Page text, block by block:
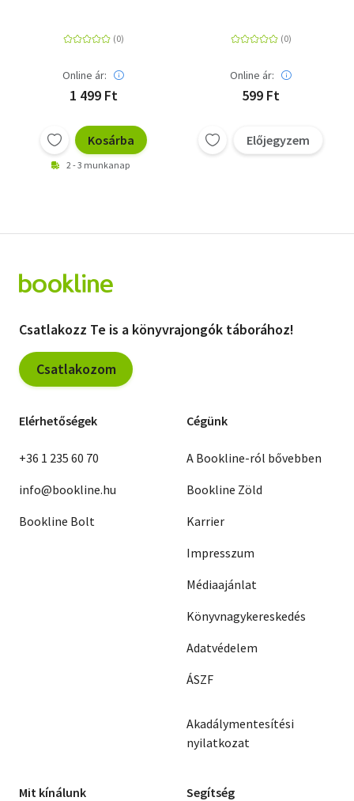
Online ár:
1 499 Ft
Kosárba
2 - 3 munkanap
Online ár:
599 Ft
Előjegyzem
Csatlakozz Te is a könyvrajongók táborához!
Csatlakozom
Elérhetőségek
+36 1 235 60 70
info@bookline.hu
Bookline Bolt
Cégünk
A Bookline-ról bővebben
Bookline Zöld
Karrier
Impresszum
Médiaajánlat
Könyvnagykereskedés
Adatvédelem
ÁSZF
Akadálymentesítési
nyilatkozat
Mit kínálunk Segítség